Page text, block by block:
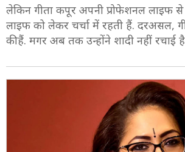
लेकिन गीता कपूर अपनी प्रोफेशनल लाइफ से
लाइफ को लेकर चर्चा में रहती हैं. दरअसल,
की हैं. मगर अब तक उन्होंने शादी नहीं रचाई